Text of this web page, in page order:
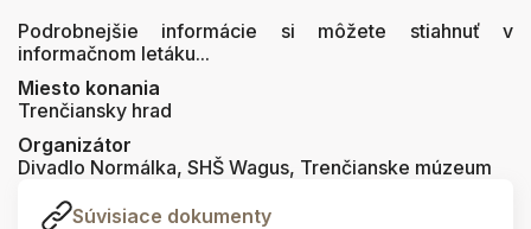
Podrobnejšie informácie si môžete stiahnuť v
informačnom letáku...
Miesto konania
Trenčiansky hrad
Organizátor
Divadlo Normálka, SHŠ Wagus, Trenčianske múzeum
Súvisiace dokumenty